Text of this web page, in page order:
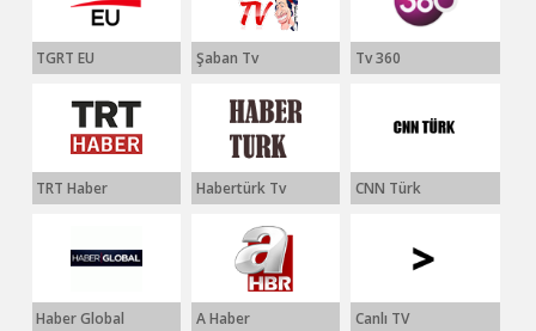
TGRT EU Şaban Tv Tv 360
TRT Haber Habertürk Tv CNN Türk
Haber Global A Haber Canlı TV